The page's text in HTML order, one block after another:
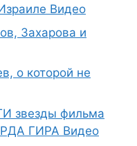
Видео
Захарова и
о которой не
звезды фильма
ГИРА Видео